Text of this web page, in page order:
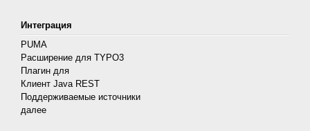
Интеграция
PUMA
Расширение для TYPO3
Плагин для
Клиент Java REST
Поддерживаемые источники
далее